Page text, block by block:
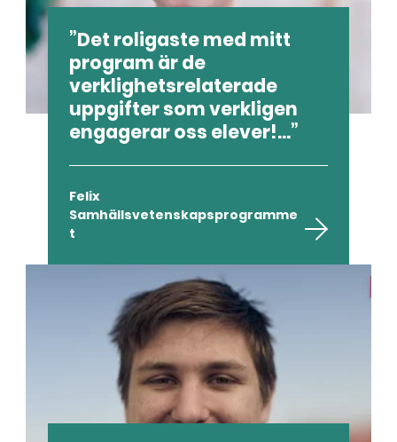
Det roligaste med mitt
program är de
verklighetsrelaterade
uppgifter som verkligen
engagerar oss elever!...
Felix
Samhällsvetenskapsprogramme
t